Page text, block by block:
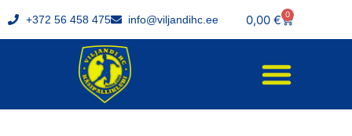
+372 56 458 475 info@viljandihc.ee 0,00 € 0